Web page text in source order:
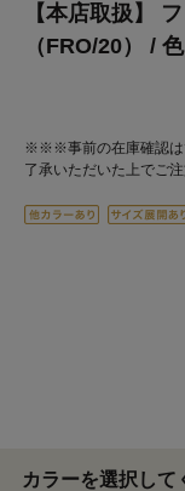
【本店取扱】
（FRO/20） /
※※※事前の在庫確認
了承いただいた上でご
カラーを選択して